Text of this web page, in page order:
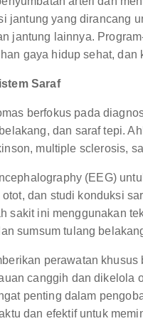
jantung yang dirancang
jantung lainnya.
gaya hidup sehat, dan
Saraf
berfokus pada
dan saraf tepi.
multiple sclerosis,
(EEG)
dan studi konduksi
sakit ini menggunakan
sumsum tulang
perawatan
canggih dan dikelola
penting dalam
dan efektif untuk